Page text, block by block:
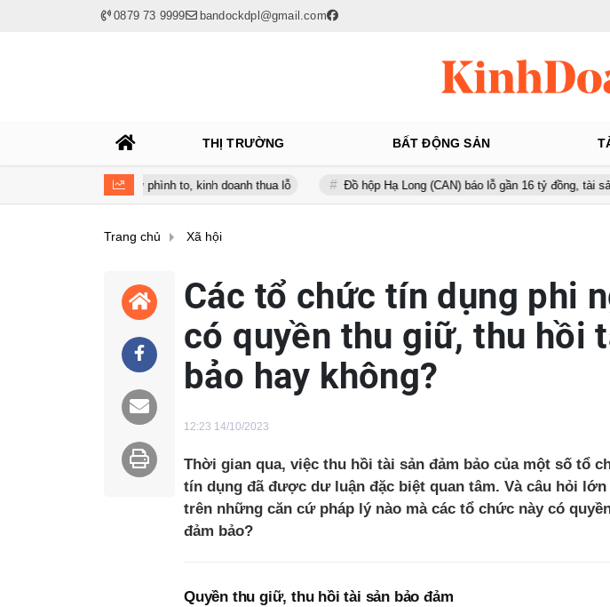
0879 73 9999 bandockdpl@gmail.com
THỊ TRƯỜNG BẤT ĐỘNG SẢN
giữa lúc nợ vay phình to, kinh doanh thua lỗ Đồ hộp Hạ Long (CAN) báo lỗ gần 16 tỷ đồng, tài sản giảm
Trang chủ Xã hội
Các tổ chức tín dụng phi
có quyền thu giữ, thu hồi
bảo hay không?
12:23 14/10/2023
Thời gian qua, việc thu hồi tài sản đảm bảo của một số tổ
tín dụng đã được dư luận đặc biệt quan tâm. Và câu hỏi
trên những căn cứ pháp lý nào mà các tổ chức này có
đảm bảo?
Quyền thu giữ, thu hồi tài sản bảo đảm